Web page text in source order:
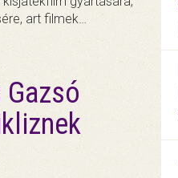
art filmek…
Gazsó